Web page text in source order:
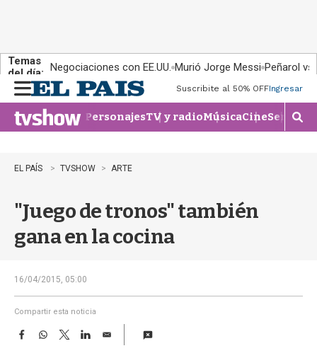
Temas
del día: Negociaciones con EE.UU. Murió Jorge Messi Peñarol
n
u
Suscribite al 50% OFFIngresar
PersonajesTV y radioMúsicaCineSeries
M
o
e
EL PAÍS TVSHOW ARTE
"Juego de tronos" también
gana en la cocina
16/04/2015, 05:00
Compartir esta noticia
F
W
T
w
L
E